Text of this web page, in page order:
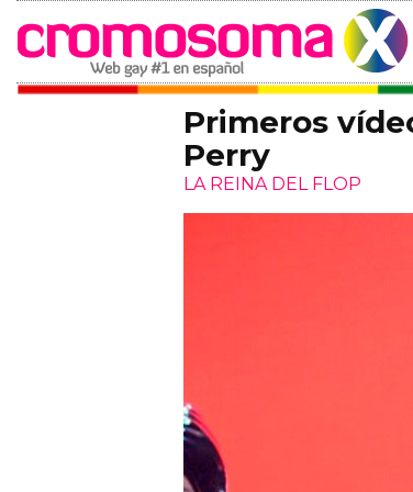
Primeros
Perry
LA REINA DEL FLOP